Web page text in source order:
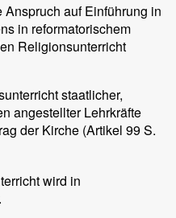
Anspruch auf Einführung in
in reformatorischem
Religionsunterricht
staatlicher,
angestellter Lehrkräfte
der Kirche (Artikel 99 S.
wird in